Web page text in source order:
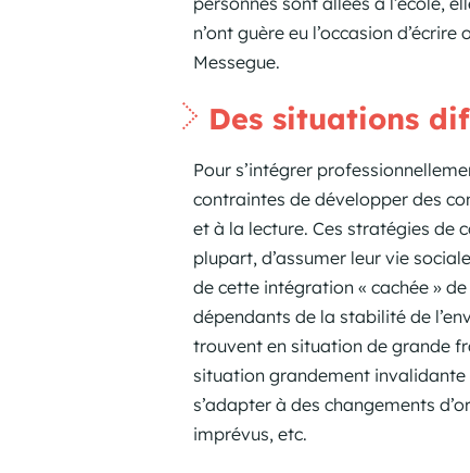
n’ont guère eu l’occasion
Messegue.
Des situations
Pour s’intégrer
contraintes de développer des
et à la lecture. Ces stratégies de
plupart, d’assumer leur vie
de cette intégration « cachée »
dépendants de la stabilité de
trouvent en situation de grande
situation grandement
s’adapter à des changements
imprévus, etc.